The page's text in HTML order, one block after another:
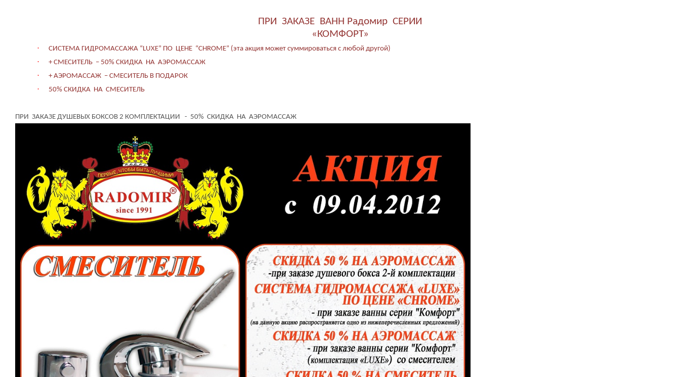
ПРИ ЗАКАЗЕ ВАНН Радомир СЕРИИ
«КОМФОРТ»
· СИСТЕМА ГИДРОМАССАЖА “LUXE” ПО ЦЕНЕ “CHROME” (эта акция может суммироваться с любой другой)
· + СМЕСИТЕЛЬ – 50% СКИДКА НА АЭРОМАССАЖ
· + АЭРОМАССАЖ – СМЕСИТЕЛЬ В ПОДАРОК
· 50% СКИДКА НА СМЕСИТЕЛЬ
ПРИ ЗАКАЗЕ ДУШЕВЫХ БОКСОВ 2 КОМПЛЕКТАЦИИ - 50% СКИДКА НА АЭРОМАССАЖ